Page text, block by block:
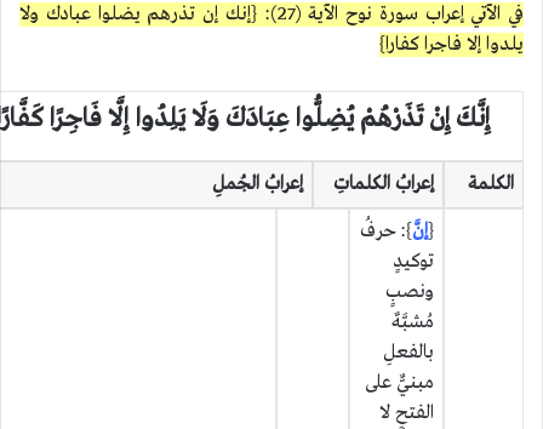
في الآتي إعراب سورة نوح الآية (27): {إنك إن تذرهم يضلوا عبادك ولا
يلدوا إلا فاجرا كفارا}
إِنَّكَ إِنْ تَذَرْهُمْ يُضِلُّوا عِبَادَكَ وَلَا يَلِدُوا إِلَّا فَاجِرًا كَفَّارًا
الكلمة إعرابُ الكلماتِ إعرابُ الجُملِ
{إنَّ}: حرفُ
توكيدٍ
ونصبٍ
مُشبَّهٌ
بالفعلِ
مبنيٌّ على
الفتحِ لا